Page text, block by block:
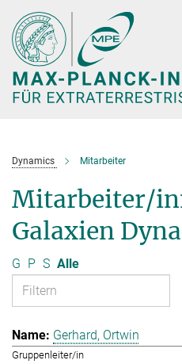
Hauptinhalt
Dynamics Mitarbeiter
Mitarbeiter/
Galaxien
G P S Alle
Gerhard, Ortwin
Gruppenleiter/in